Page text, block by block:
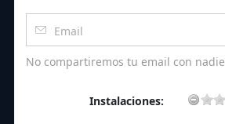
No compartiremos tu email con nadie
Instalaciones: